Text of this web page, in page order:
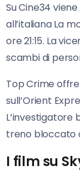
Su Cine34
all’italiana La
ore 21:15. La
scambi di
Top Crime offre
sull’Orient
L’investigatore
treno bloccato
I film su